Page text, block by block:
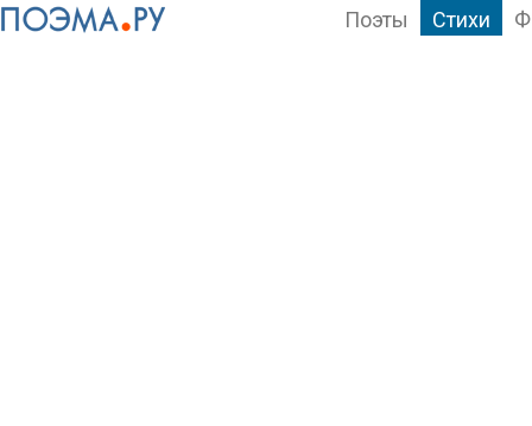
Поэты Стихи